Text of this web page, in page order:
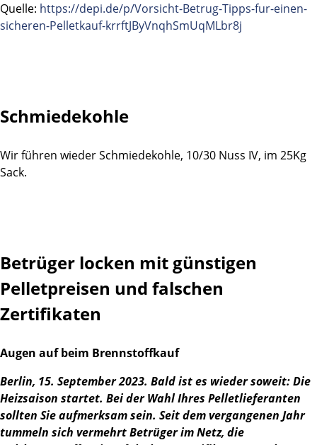
Quelle: https://depi.de/p/Vorsicht-Betrug-Tipps-fur-einen-
sicheren-Pelletkauf-krrftJByVnqhSmUqMLbr8j
Schmiedekohle
Wir führen wieder Schmiedekohle, 10/30 Nuss IV, im 25Kg
Sack.
Betrüger locken mit günstigen
Pelletpreisen und falschen
Zertifikaten
Augen auf beim Brennstoffkauf
Berlin, 15. September 2023. Bald ist es wieder soweit: Die
Heizsaison startet. Bei der Wahl Ihres Pelletlieferanten
sollten Sie aufmerksam sein. Seit dem vergangenen Jahr
tummeln sich vermehrt Betrüger im Netz, die